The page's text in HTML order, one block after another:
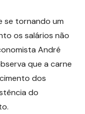
se tornando um
os salários não
André
que a carne
dos
do